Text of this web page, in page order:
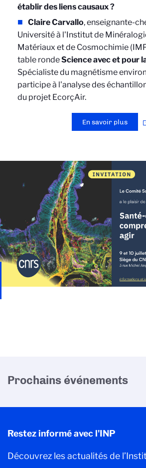
établir des liens causaux ?
Claire Carvallo, enseignante-
Université à l'Institut de
Matériaux et de Cosmochimie
table rondeScience avec et pour
Spécialiste du magnétisme
participe à l'analyse des
du projet EcorçAir.
En savoir plus
Prochains événements
Restez informé avec l'INP
Découvrez les actualités de